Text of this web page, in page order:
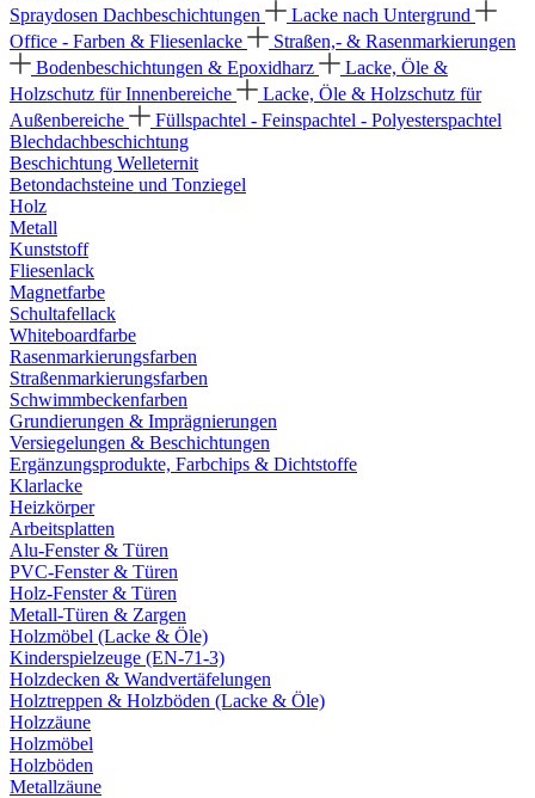
Spraydosen Dachbeschichtungen
Lacke nach Untergrund
Office - Farben & Fliesenlacke
Straßen,- & Rasenmarkierungen
Bodenbeschichtungen & Epoxidharz
Lacke, Öle &
Holzschutz für Innenbereiche
Lacke, Öle & Holzschutz für
Außenbereiche
Füllspachtel - Feinspachtel - Polyesterspachtel
Blechdachbeschichtung
Beschichtung Welleternit
Betondachsteine und Tonziegel
Holz
Metall
Kunststoff
Fliesenlack
Magnetfarbe
Schultafellack
Whiteboardfarbe
Rasenmarkierungsfarben
Straßenmarkierungsfarben
Schwimmbeckenfarben
Grundierungen & Imprägnierungen
Versiegelungen & Beschichtungen
Ergänzungsprodukte, Farbchips & Dichtstoffe
Klarlacke
Heizkörper
Arbeitsplatten
Alu-Fenster & Türen
PVC-Fenster & Türen
Holz-Fenster & Türen
Metall-Türen & Zargen
Holzmöbel (Lacke & Öle)
Kinderspielzeuge (EN-71-3)
Holzdecken & Wandvertäfelungen
Holztreppen & Holzböden (Lacke & Öle)
Holzzäune
Holzmöbel
Holzböden
Metallzäune